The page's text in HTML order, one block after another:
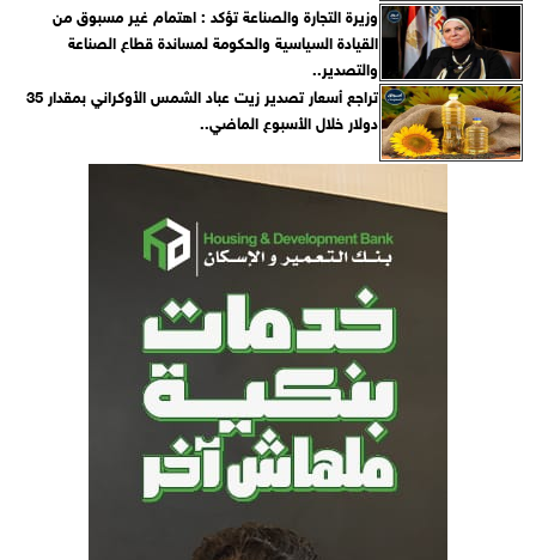
وزيرة التجارة والصناعة تؤكد : اهتمام غير مسبوق من
القيادة السياسية والحكومة لمساندة قطاع الصناعة
والتصدير..
تراجع أسعار تصدير زيت عباد الشمس الأوكراني بمقدار 35
دولار خلال الأسبوع الماضي..